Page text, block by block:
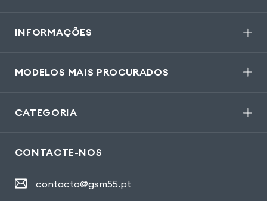
INFORMAÇÕES
MODELOS MAIS PROCURADOS
CATEGORIA
CONTACTE-NOS
contacto@gsm55.pt